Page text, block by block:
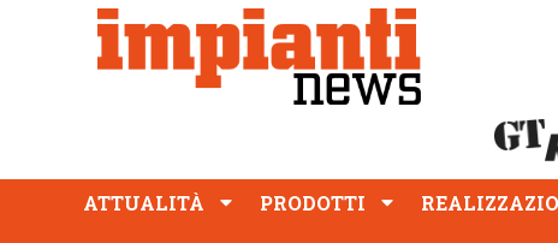
ATTUALITÀ PRODOTTI REALIZZAZIONI
PROFESSIONE
ATTUALITÀ PRODOTTI